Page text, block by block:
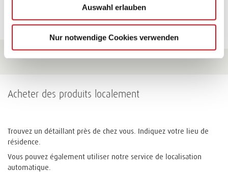
Auswahl erlauben
Nur notwendige Cookies verwenden
Pour tous les conseils
Acheter des produits localement
Trouvez un détaillant près de chez vous. Indiquez votre lieu de
résidence.
Vous pouvez également utiliser notre service de localisation
automatique.